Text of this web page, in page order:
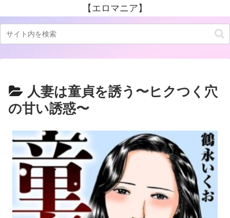
【エロマニア】
人妻は童貞を誘う〜ヒクつく穴
の甘い誘惑〜